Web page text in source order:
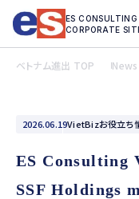
ES
CORPORATE
ベトナム進出 TOP News
2026.06.19VietBizお役立ち
ES Consulting
SSF Holdings